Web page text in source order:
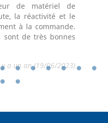
de matériel de
la réactivité et le
à la commande.
sont de très bonnes
a un an (19/06/2023)